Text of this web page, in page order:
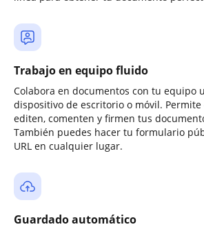
Trabajo en equipo fluido
Colabora en documentos con tu equipo
dispositivo de escritorio o móvil. Permite
editen, comenten y firmen tus
También puedes hacer tu formulario
URL en cualquier lugar.
Guardado automático